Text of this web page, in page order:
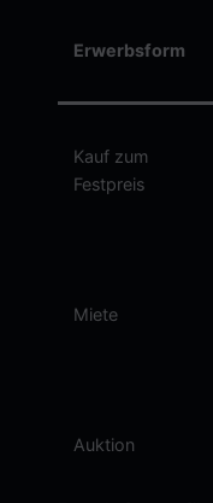
Erwerbsform
Kauf zum
Festpreis
Miete
Auktion